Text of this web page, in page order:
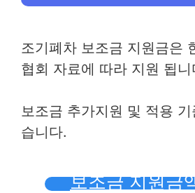
조기폐차 보조금 지원금은
협회 자료에 따라 지원 됩니
보조금 추가지원 및 적용
습니다.
보조금 지원금